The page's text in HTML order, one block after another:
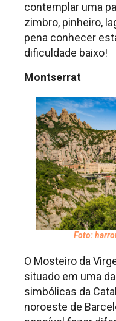
contemplar uma
zimbro, pinheiro,
pena conhecer
dificuldade baixo!
Montserrat
Foto:
O Mosteiro da
situado em uma
simbólicas da
noroeste de